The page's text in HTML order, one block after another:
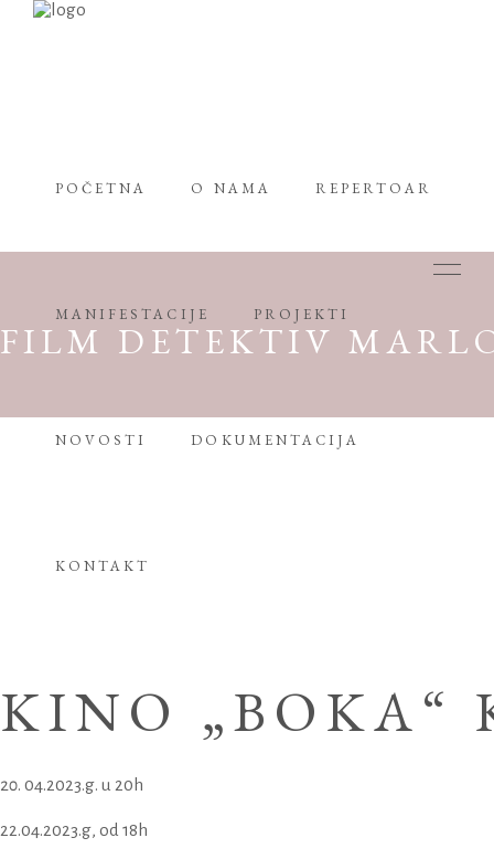
POČETNA O NAMA REPERTOAR
MANIFESTACIJE PROJEKTI
NOVOSTI DOKUMENTACIJA
KONTAKT
FILM DETEKTIV
KINO „BOKA“
04.2023.g. u 20h
22.04.2023.g, od 18h